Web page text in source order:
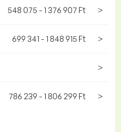
548 075 - 1 376 907 Ft >
699 341 - 1 848 915 Ft >
>
786 239 - 1 806 299 Ft >